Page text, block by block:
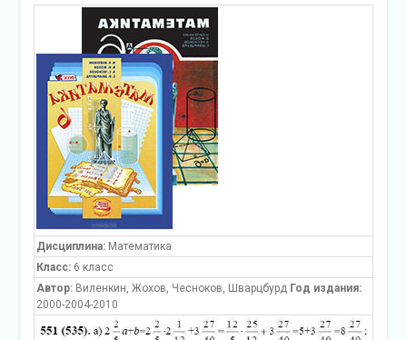
Дисциплина:Математика
Класс:6 класс
Автор:Виленкин, Жохов, Чесноков, Шварцбурд Год издания:
2000-2004-2010